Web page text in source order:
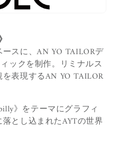
スに、AN YO TAILORデ
ックを制作。リミナルス
表現するAN YO TAILOR
》をテーマにグラフィ
とし込まれたAYTの世界